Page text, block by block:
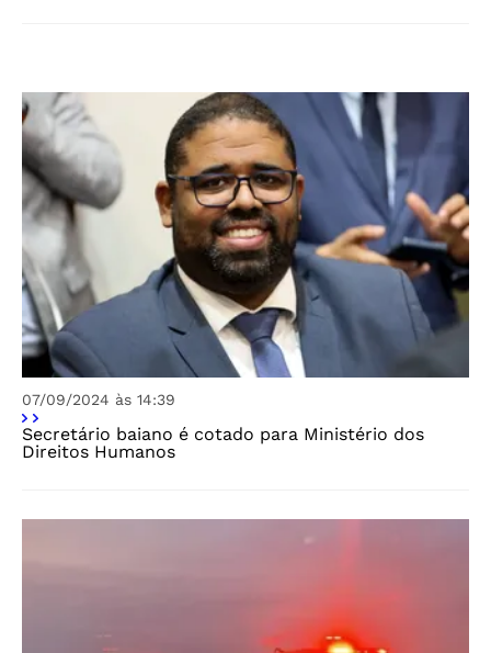
07/09/2024 às 14:39
Secretário baiano é cotado para Ministério dos
Direitos Humanos